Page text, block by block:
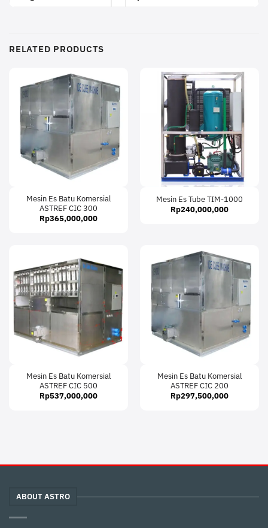
RELATED PRODUCTS
Mesin Es Batu Komersial
ASTREF CIC 300
Rp365,000,000
Mesin Es Tube TIM-1000
Rp240,000,000
Mesin Es Batu Komersial
ASTREF CIC 500
Rp537,000,000
Mesin Es Batu Komersial
ASTREF CIC 200
Rp297,500,000
ABOUT ASTRO